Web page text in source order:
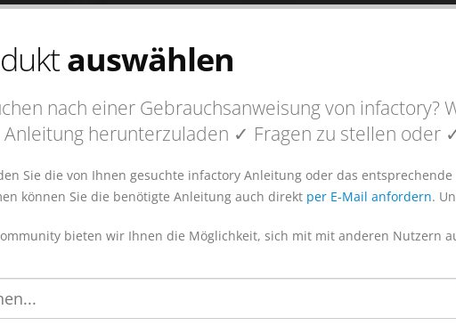
auswählen
nach einer Gebrauchsanweisung von infactory?
herunterzuladen ✓ Fragen zu stellen oder
Sie die von Ihnen gesuchte infactory Anleitung oder das
können Sie die benötigte Anleitung auch direkt per E-Mail anfordern.
bieten wir Ihnen die Möglichkeit, sich mit mit anderen Nutzern